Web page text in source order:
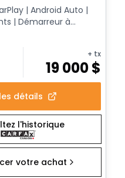
| Android Auto |
| Démarreur à
+ tx
19 000$
détails
l'historique
votre achat